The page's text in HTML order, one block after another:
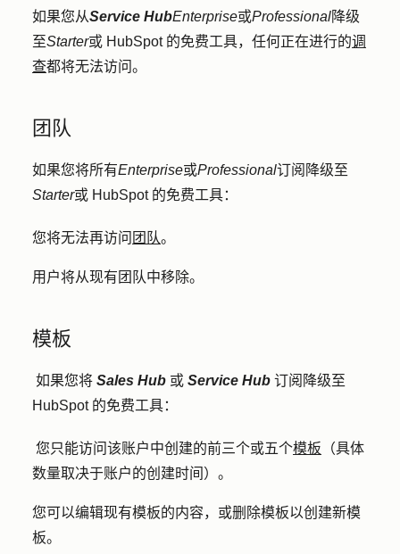
如果您从Service HubEnterprise或Professional降级
至Starter或 HubSpot 的免费工具，任何正在进行的调
查都将无法访问。
团队
如果您将所有Enterprise或Professional订阅降级至
Starter或 HubSpot 的免费工具：
您将无法再访问 团队。
用户将从现有团队中移除。
模板
如果您将 Sales Hub 或 Service Hub 订阅降级至
HubSpot 的免费工具：
您只能访问该账户中创建的前三个或五个模板 （具体
数量取决于账户的创建时间）。
您可以编辑现有模板的内容，或删除模板以创建新模
板。